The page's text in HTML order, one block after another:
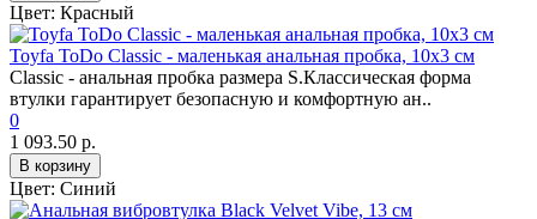
Цвет: Красный
Toyfa ToDo Сlassic - маленькая анальная пробка, 10х3 см
Сlassic - анальная пробка размера S.Классическая форма
втулки гарантирует безопасную и комфортную ан..
0
1 093.50 р.
В корзину
Цвет: Синий